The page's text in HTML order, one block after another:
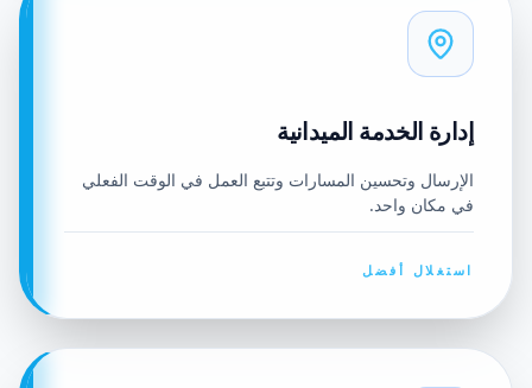
إدارة الخدمة الميدانية
الإرسال وتحسين المسارات وتتبع العمل في الوقت الفعلي
في مكان واحد.
استغلال أفضل